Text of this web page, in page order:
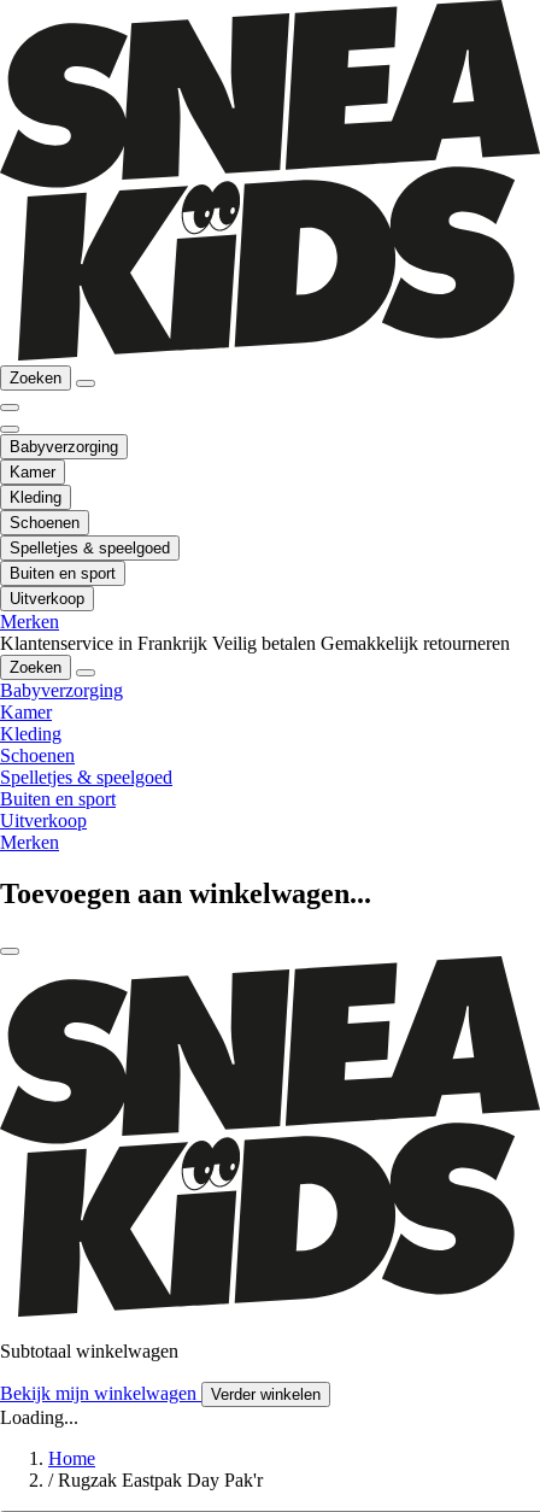
Zoeken
Babyverzorging
Kamer
Kleding
Schoenen
Spelletjes & speelgoed
Buiten en sport
Uitverkoop
Merken
Klantenservice in Frankrijk Veilig betalen Gemakkelijk retourneren
Zoeken
Babyverzorging
Kamer
Kleding
Schoenen
Spelletjes & speelgoed
Buiten en sport
Uitverkoop
Merken
Toevoegen aan winkelwagen...
Subtotaal winkelwagen
Bekijk mijn winkelwagen Verder winkelen
Loading...
Home
/ Rugzak Eastpak Day Pak'r